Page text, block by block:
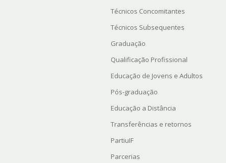
Técnicos Concomitantes
Técnicos Subsequentes
Graduação
Qualificação Profissional
Educação de Jovens e Adultos
Pós-graduação
Educação a Distância
Transferências e retornos
PartiuIF
Parcerias